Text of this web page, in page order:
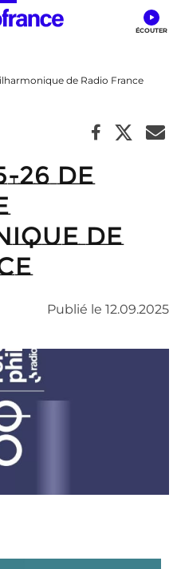
de Radio France
26 de
de
Publié le 12.09.2025